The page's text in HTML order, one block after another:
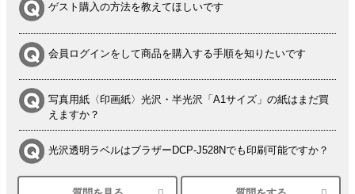
ゲスト購入の方法を教えてほしいです
会員ログインをして商品を購入する手順を知りたいです
写真用紙〈印画紙〉光沢・半光沢「A1サイズ」の紙はまだ買
えますか？
光沢透明ラベルはブラザーDCP-J528Nでも印刷可能ですか？